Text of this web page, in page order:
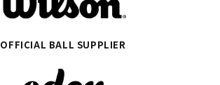
OFFICIAL BALL SUPPLIER